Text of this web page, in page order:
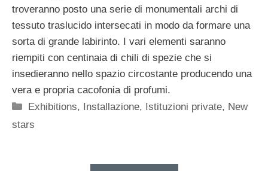
troveranno posto una serie di monumentali archi di
tessuto traslucido intersecati in modo da formare una
sorta di grande labirinto. I vari elementi saranno
riempiti con centinaia di chili di spezie che si
insedieranno nello spazio circostante producendo una
vera e propria cacofonia di profumi.
Categorie
Exhibitions, Installazione, Istituzioni private, New
stars